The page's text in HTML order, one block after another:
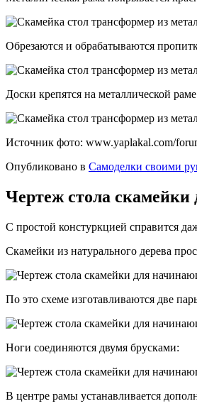
Обрезаются и обрабатываются
Доски крепятся на металлической
Источник фото: www.yaplakal.com/
Опубликовано в Самоделки своими
Чертеж стола
С простой констуркцией справится
Скамейки из натурального дерева
По это схеме изготавливаются две
Ноги соединяются двумя брусками:
В центре рамы устанавливается